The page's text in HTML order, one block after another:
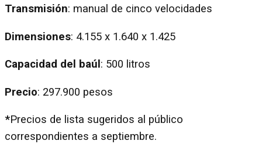
Transmisión: manual de cinco velocidades
Dimensiones: 4.155 x 1.640 x 1.425
Capacidad del baúl : 500 litros
Precio: 297.900 pesos
*Precios de lista sugeridos al público
correspondientes a septiembre.